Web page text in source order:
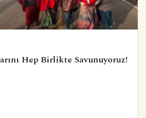
Hep Birlikte Savunuyoruz!